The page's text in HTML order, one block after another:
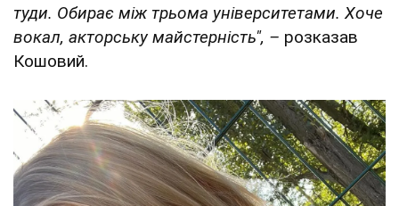
туди. Обирає між трьома університетами. Хоче
вокал, акторську майстерність", – розказав
Кошовий.